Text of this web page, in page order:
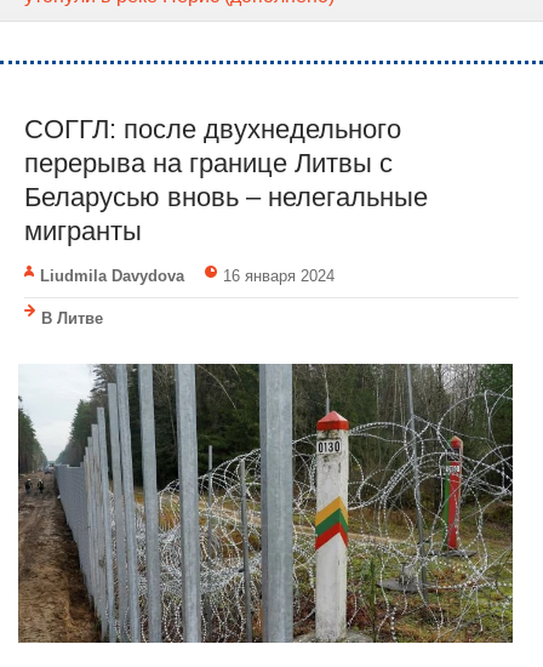
СОГГЛ: после двухнедельного
перерыва на границе Литвы с
Беларусью вновь – нелегальные
мигранты
Liudmila Davydova 16 января 2024
В Литве